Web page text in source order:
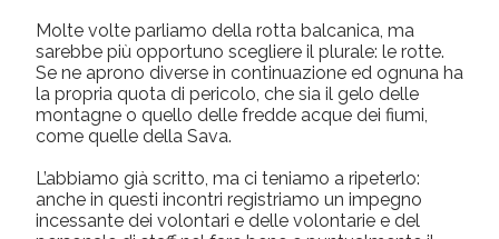
Molte volte parliamo della rotta balcanica, ma
sarebbe più opportuno scegliere il plurale: le rotte.
Se ne aprono diverse in continuazione ed ognuna ha
la propria quota di pericolo, che sia il gelo delle
montagne o quello delle fredde acque dei fiumi,
come quelle della Sava.
L’abbiamo già scritto, ma ci teniamo a ripeterlo:
anche in questi incontri registriamo un impegno
incessante dei volontari e delle volontarie e del